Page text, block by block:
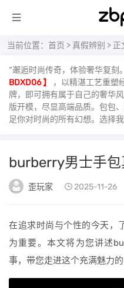
当前位置： 首页 > 真假辨别 > 正
“邂逅时尚传奇，体验奢华复刻
BDXD06 】
，以精湛工艺重塑
牌，即可拥有属于自己的奢华
版开模，尽显高端品质。包包
足你对时尚的所有幻想。选择
burberry男士手
歪玩家 2025-11-26
在追求时尚与个性的今天，
为重要。本文将为您讲述
事，带您走进这个充满魅力的